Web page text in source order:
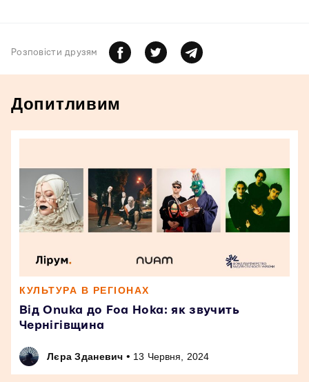
Розповiсти друзям
Допитливим
КУЛЬТУРА В РЕГІОНАХ
Від Onuka до Foa Hoka: як звучить
Чернігівщина
Лєра Зданевич • 13 Червня, 2024